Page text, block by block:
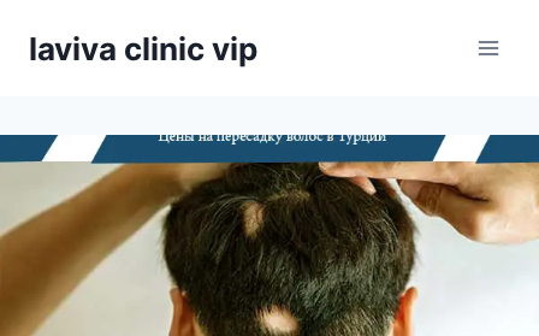
laviva clinic vip